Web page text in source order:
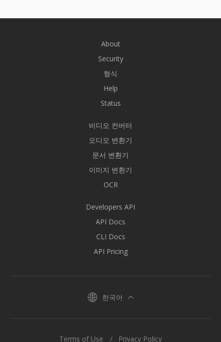
About
Security
형식
Help
Status
비디오 컨버터
오디오 변환기
문서 변환기
이미지 변환기
OCR
Developers API
API Docs
CLI Docs
API Pricing
한국어
Terms of Use Privacy Policy